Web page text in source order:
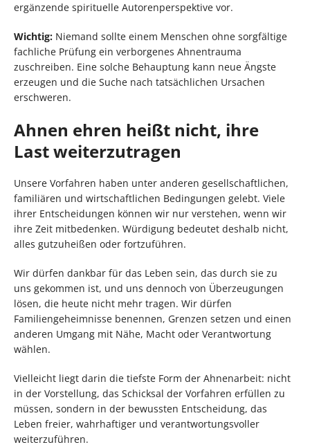
ergänzende spirituelle Autorenperspektive vor.
Wichtig: Niemand sollte einem Menschen ohne sorgfältige
fachliche Prüfung ein verborgenes Ahnentrauma
zuschreiben. Eine solche Behauptung kann neue Ängste
erzeugen und die Suche nach tatsächlichen Ursachen
erschweren.
Ahnen ehren heißt nicht, ihre
Last weiterzutragen
Unsere Vorfahren haben unter anderen gesellschaftlichen,
familiären und wirtschaftlichen Bedingungen gelebt. Viele
ihrer Entscheidungen können wir nur verstehen, wenn wir
ihre Zeit mitbedenken. Würdigung bedeutet deshalb nicht,
alles gutzuheißen oder fortzuführen.
Wir dürfen dankbar für das Leben sein, das durch sie zu
uns gekommen ist, und uns dennoch von Überzeugungen
lösen, die heute nicht mehr tragen. Wir dürfen
Familiengeheimnisse benennen, Grenzen setzen und einen
anderen Umgang mit Nähe, Macht oder Verantwortung
wählen.
Vielleicht liegt darin die tiefste Form der Ahnenarbeit: nicht
in der Vorstellung, das Schicksal der Vorfahren erfüllen zu
müssen, sondern in der bewussten Entscheidung, das
Leben freier, wahrhaftiger und verantwortungsvoller
weiterzuführen.